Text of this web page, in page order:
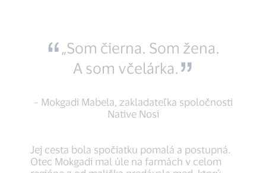
„Som čierna. Som žena.
A som včelárka.
– Mokgadi Mabela, zakladateľka spoločnosti
Native Nosi
Jej cesta bola spočiatku pomalá a postupná.
Otec Mokgadi mal úle na farmách v celom